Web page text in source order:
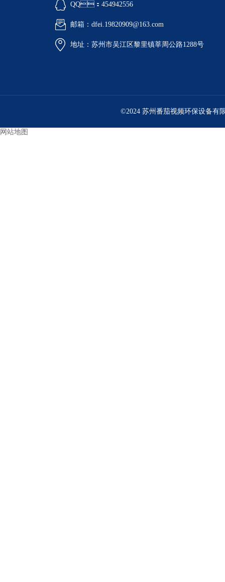
QQ：454942556
邮箱：dfei.19820909@163.com
地址：苏州市吴江区黎里镇莘周公路1288号
©2024 苏州番茄视频环保设备有限
网站地图